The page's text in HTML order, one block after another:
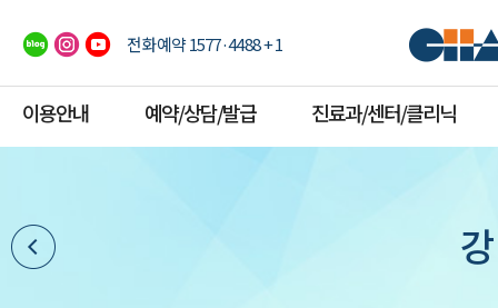
전화예약 1577·4488 + 1
이용안내 예약/상담/발급 진료과/센터/클리닉